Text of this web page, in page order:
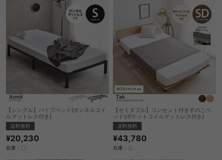
【シングル】パイプベッド(ボンネルコイ
ルマットレス付き)
送料無料
¥20,230
在庫：〇
【セミダブル】コンセント付きすのこベ
ッド(ポケットコイルマットレス付き)
送料無料
¥43,780
在庫：△